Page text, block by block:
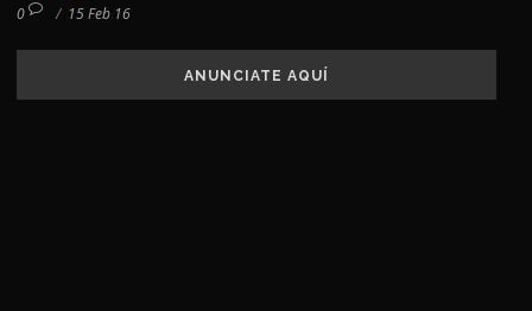
0 / 15 Feb 16
ANUNCIATE AQUÍ